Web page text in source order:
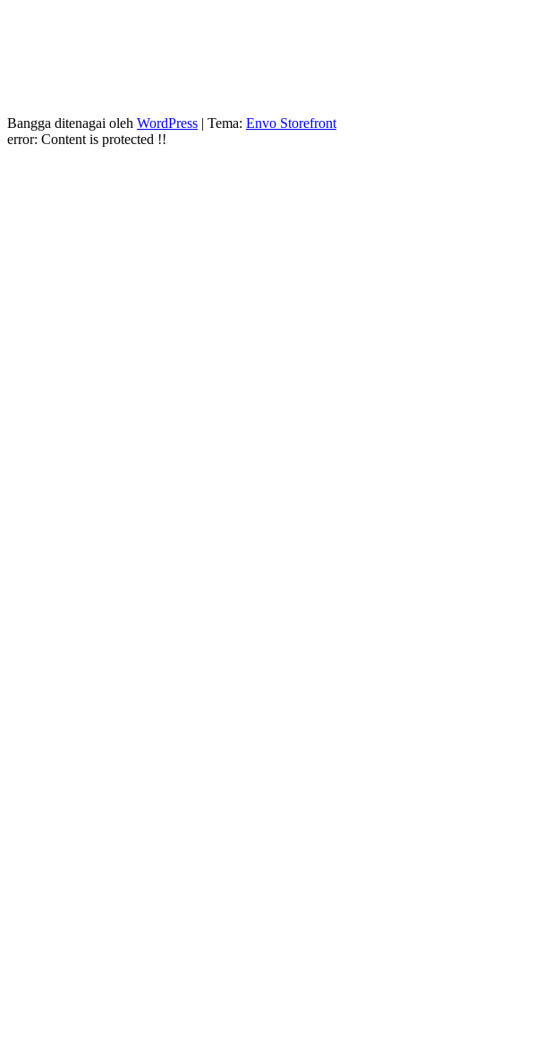
Bangga ditenagai oleh WordPress | Tema: Envo Storefront
error: Content is protected !!